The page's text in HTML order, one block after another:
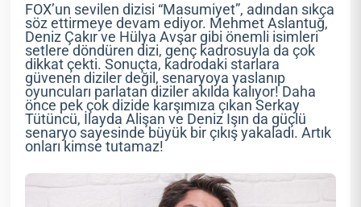
FOX’un sevilen dizisi “Masumiyet”, adından sıkça
söz ettirmeye devam ediyor. Mehmet Aslantuğ,
Deniz Çakır ve Hülya Avşar gibi önemli isimleri
setlere döndüren dizi, genç kadrosuyla da çok
dikkat çekti. Sonuçta, kadrodaki starlara
güvenen diziler değil, senaryoya yaslanıp
oyuncuları parlatan diziler akılda kalıyor! Daha
önce pek çok dizide karşımıza çıkan Serkay
Tütüncü, İlayda Alişan ve Deniz Işın da güçlü
senaryo sayesinde büyük bir çıkış yakaladı. Artık
onları kimse tutamaz!